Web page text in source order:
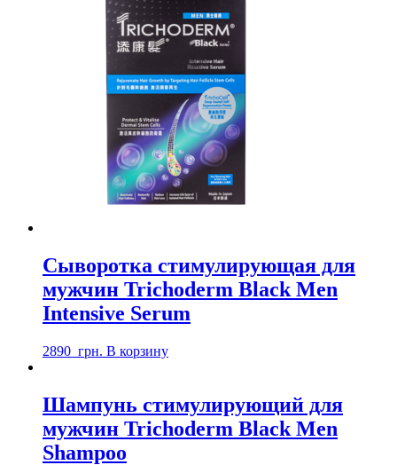
Сыворотка стимулирующая для
мужчин Trichoderm Black Men
Intensive Serum
2890 грн. В корзину
Шампунь стимулирующий для
мужчин Trichoderm Black Men
Shampoo